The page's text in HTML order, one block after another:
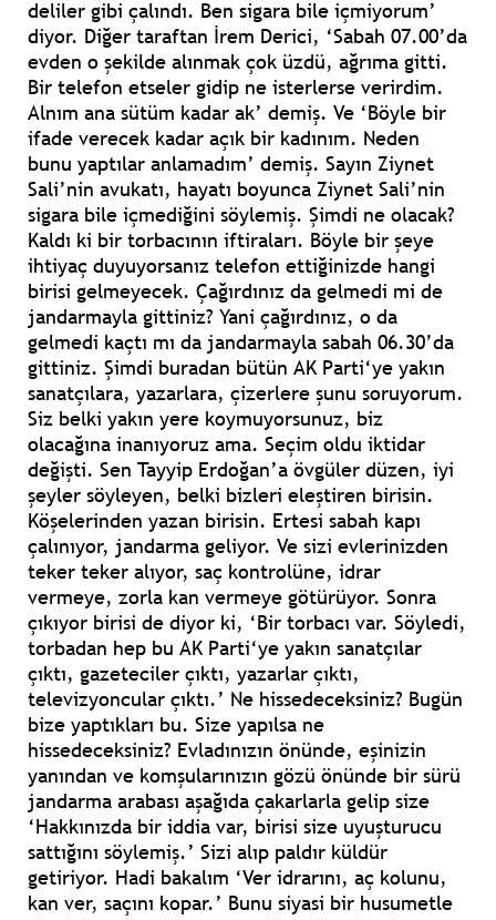
deliler gibi çalındı. Ben sigara bile içmiyorum’
diyor. Diğer taraftan İrem Derici, ‘Sabah 07.00’da
evden o şekilde alınmak çok üzdü, ağrıma gitti.
Bir telefon etseler gidip ne isterlerse verirdim.
Alnım ana sütüm kadar ak’ demiş. Ve ‘Böyle bir
ifade verecek kadar açık bir kadınım. Neden
bunu yaptılar anlamadım’ demiş. Sayın Ziynet
Sali’nin avukatı, hayatı boyunca Ziynet Sali’nin
sigara bile içmediğini söylemiş. Şimdi ne olacak?
Kaldı ki bir torbacının iftiraları. Böyle bir şeye
ihtiyaç duyuyorsanız telefon ettiğinizde hangi
birisi gelmeyecek. Çağırdınız da gelmedi mi de
jandarmayla gittiniz? Yani çağırdınız, o da
gelmedi kaçtı mı da jandarmayla sabah 06.30’da
gittiniz. Şimdi buradan bütün AK Parti‘ye yakın
sanatçılara, yazarlara, çizerlere şunu soruyorum.
Siz belki yakın yere koymuyorsunuz, biz
olacağına inanıyoruz ama. Seçim oldu iktidar
değişti. Sen Tayyip Erdoğan’a övgüler düzen, iyi
şeyler söyleyen, belki bizleri eleştiren birisin.
Köşelerinden yazan birisin. Ertesi sabah kapı
çalınıyor, jandarma geliyor. Ve sizi evlerinizden
teker teker alıyor, saç kontrolüne, idrar
vermeye, zorla kan vermeye götürüyor. Sonra
çıkıyor birisi de diyor ki, ‘Bir torbacı var. Söyledi,
torbadan hep bu AK Parti‘ye yakın sanatçılar
çıktı, gazeteciler çıktı, yazarlar çıktı,
televizyoncular çıktı.’ Ne hissedeceksiniz? Bugün
bize yaptıkları bu. Size yapılsa ne
hissedeceksiniz? Evladınızın önünde, eşinizin
yanından ve komşularınızın gözü önünde bir sürü
jandarma arabası aşağıda çakarlarla gelip size
‘Hakkınızda bir iddia var, birisi size uyuşturucu
sattığını söylemiş.’ Sizi alıp paldır küldür
getiriyor. Hadi bakalım ‘Ver idrarını, aç kolunu,
kan ver, saçını kopar.’ Bunu siyasi bir husumetle